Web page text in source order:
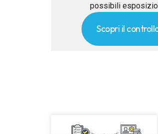
possibili
Scopri il